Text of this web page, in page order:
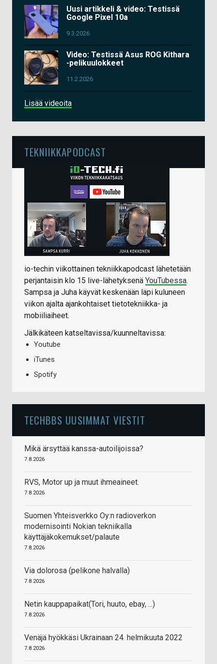
Uusi artikkeli & video: Testissä
Google Pixel 10a
9.3.2026
Video: Testissä Asus ROG Kithara
-pelikuulokkeet
11.2.2026
Lisää videoita
TEKNIIKKAPODCAST
io-techin viikottainen tekniikkapodcast lähetetään
perjantaisin klo 15 live-lähetyksenä YouTubessa.
Sampsa ja Juha käyvät keskenään läpi kuluneen
viikon ajalta ajankohtaiset tietotekniikka- ja
mobiiliaiheet.
Jälkikäteen katseltavissa/kuunneltavissa:
Youtube
iTunes
Spotify
TECHBBS UUSIMMAT VIESTIT
Mikä ärsyttää kanssa-autoilijoissa?
7.8.2026
RVS, Motor up ja muut ihmeaineet.
7.8.2026
Suomen Yhteisverkko Oy:n radioverkon
modernisointi Nokian tekniikalla
käyttäjäkokemukset/palaute
7.8.2026
Via dolorosa (pelikone halvalla)
7.8.2026
Netin kauppapaikat(Tori, huuto, ebay, ...)
7.8.2026
Venäjä hyökkäsi Ukrainaan 24. helmikuuta 2022
7.8.2026